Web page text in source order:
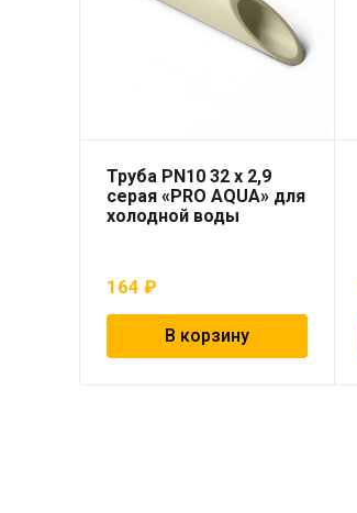
Труба PN10 32 x 2,9
серая «PRO AQUA» для
холодной воды
164 ₽
В корзину